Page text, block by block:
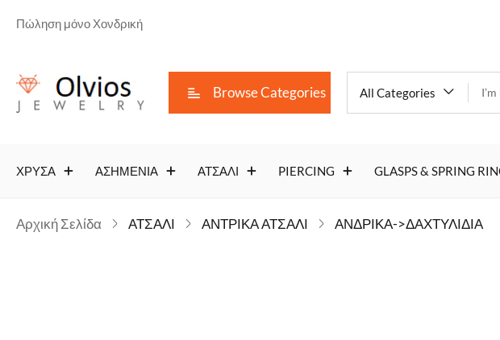
Πώληση μόνο Χονδρική
Browse Categories All Categories
ΧΡΥΣΑ ΑΣΗΜΕΝΙΑ ΑΤΣΑΛΙ PIERCING GLASPS & SPRING
Αρχική Σελίδα ΑΤΣΑΛΙ ΑΝΤΡΙΚΑ ΑΤΣΑΛΙ ΑΝΔΡΙΚΑ->ΔΑΧΤΥΛΙΔΙΑ